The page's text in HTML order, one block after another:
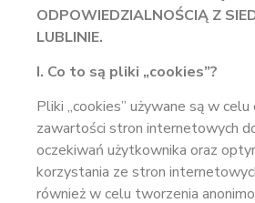
ODPOWIEDZIALNOŚCIĄ Z
LUBLINIE.
I. Co to są pliki „cookies”?
Pliki „cookies” używane są w
zawartości stron internetowych
oczekiwań użytkownika oraz
korzystania ze stron
również w celu tworzenia